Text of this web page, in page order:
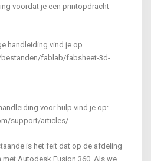
voordat je een printopdracht
handleiding vind je op
fablab/fabsheet-3d-
voor hulp vind je op:
support/articles/
is het feit dat op de afdeling
met Autodesk Fusion 360. Als we